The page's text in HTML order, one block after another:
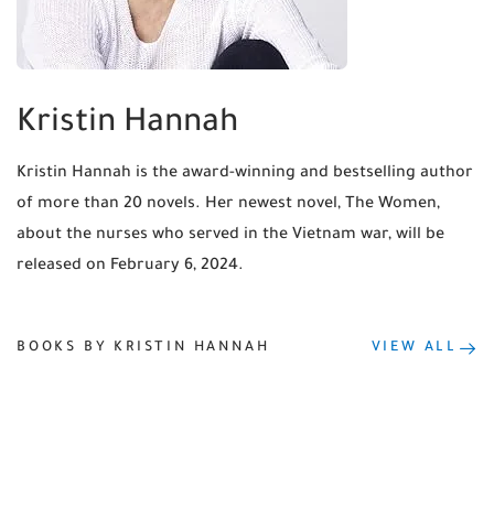
Kristin Hannah
Kristin Hannah is the award-winning and bestselling author
of more than 20 novels. Her newest novel, The Women,
about the nurses who served in the Vietnam war, will be
released on February 6, 2024.
BOOKS BY KRISTIN HANNAH VIEW ALL